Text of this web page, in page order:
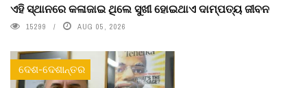
ଏହି ସ୍ଥାନରେ କଳାଜାଇ ଥିଲେ ସୁଖୀ ହୋଇଥାଏ ଦାମ୍ପତ୍ୟ ଜୀବନ
15299 AUG 05, 2026
ଦେଶ-ଦେଶାନ୍ତର